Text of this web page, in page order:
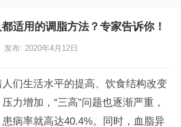
适用的调脂方法？专家告诉你！
发布: 2020年4月12日
生活水平的提高、饮食结构改变
力增加，“三高”问题也逐渐严重，
病率就高达40.4%。同时，血脂异